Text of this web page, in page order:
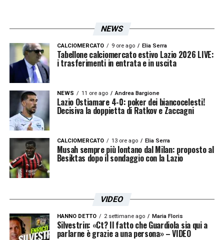
NEWS
CALCIOMERCATO 9 ore ago Elia Serra
Tabellone calciomercato estivo Lazio 2026 LIVE:
i trasferimenti in entrata e in uscita
NEWS 11 ore ago Andrea Bargione
Lazio Ostiamare 4-0: poker dei biancocelesti!
Decisiva la doppietta di Ratkov e Zaccagni
CALCIOMERCATO 13 ore ago Elia Serra
Musah sempre più lontano dal Milan: proposto al
Besiktas dopo il sondaggio con la Lazio
VIDEO
HANNO DETTO 2 settimane ago Maria Floris
Silvestrin: «Ct? Il fatto che Guardiola sia qui a
parlarne è grazie a una persona» – VIDEO